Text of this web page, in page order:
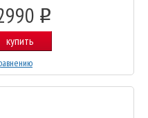
o
купить